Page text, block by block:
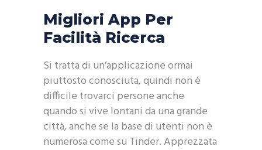
Migliori App Per
Facilità Ricerca
Si tratta di un’applicazione ormai
piuttosto conosciuta, quindi non è
difficile trovarci persone anche
quando si vive lontani da una grande
città, anche se la base di utenti non è
numerosa come su Tinder. Apprezzata